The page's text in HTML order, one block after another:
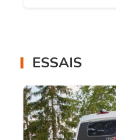
ESSAIS